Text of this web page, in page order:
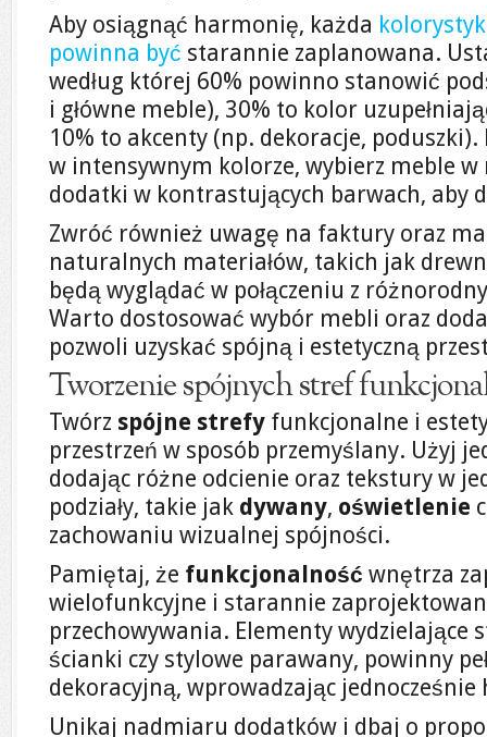
Aby osiągnąć harmonię, każda
powinna być starannie zaplanowana.
według której 60% powinno stanowić
i główne meble), 30% to kolor
10% to akcenty (np. dekoracje, poduszki).
w intensywnym kolorze, wybierz meble
dodatki w kontrastujących barwach, aby
Zwróć również uwagę na faktury oraz
naturalnych materiałów, takich jak
będą wyglądać w połączeniu z
Warto dostosować wybór mebli oraz
pozwoli uzyskać spójną i estetyczną
Tworzenie spójnych stref
Twórz spójne strefy funkcjonalne i
przestrzeń w sposób przemyślany. Użyj
dodając różne odcienie oraz tekstury w
podziały, takie jak dywany, oświetlenie
zachowaniu wizualnej spójności.
Pamiętaj, że funkcjonalność wnętrza
wielofunkcyjne i starannie
przechowywania. Elementy wydzielające
ścianki czy stylowe parawany, powinny
dekoracyjną, wprowadzając
Unikaj nadmiaru dodatków i dbaj o